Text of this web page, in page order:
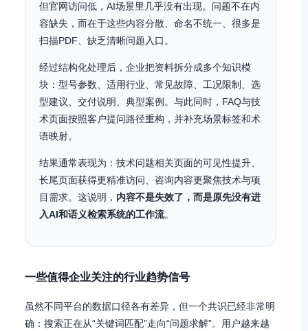
但官网访问低，AI场景里几乎没有出现。问题不在内
容缺失，而在于这些内容分散、命名不统一、很多是
扫描PDF、缺乏清晰问题入口。
经过结构化处理后，企业把资料拆分成多个知识模
块：型号参数、适用行业、常见故障、工况限制、选
型建议、交付说明、典型案例。与此同时，FAQ与技
术页面按照客户提问路径重构，并补充场景标签和术
语映射。
结果通常表现为：技术问题相关页面的可见性提升、
长尾页面获得更精准访问、咨询内容更聚焦技术与项
目需求。这说明， 内容不是失效了，而是原先没有进
入AI和语义检索系统的工作流。
一些值得企业关注的行业趋势信号
虽然不同平台的数据口径各有差异，但一个共识已经非常明
确：搜索正在从“关键词匹配”走向“问题求解”。用户越来越